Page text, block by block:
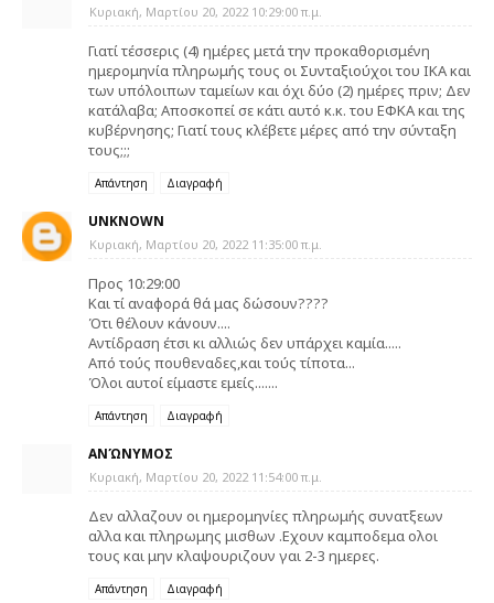
Κυριακή, Μαρτίου 20, 2022 10:29:00 π.μ.
Γιατί τέσσερις (4) ημέρες μετά την προκαθορισμένη
ημερομηνία πληρωμής τους οι Συνταξιούχοι του ΙΚΑ και
των υπόλοιπων ταμείων και όχι δύο (2) ημέρες πριν; Δεν
κατάλαβα; Αποσκοπεί σε κάτι αυτό κ.κ. του ΕΦΚΑ και της
κυβέρνησης; Γιατί τους κλέβετε μέρες από την σύνταξη
τους;;;
Απάντηση Διαγραφή
UNKNOWN
Κυριακή, Μαρτίου 20, 2022 11:35:00 π.μ.
Προς 10:29:00
Και τί αναφορά θά μας δώσουν????
Ότι θέλουν κάνουν....
Αντίδραση έτσι κι αλλιώς δεν υπάρχει καμία.....
Από τούς πουθεναδες,και τούς τίποτα...
Όλοι αυτοί είμαστε εμείς.......
Απάντηση Διαγραφή
ΑΝΏΝΥΜΟΣ
Κυριακή, Μαρτίου 20, 2022 11:54:00 π.μ.
Δεν αλλαζουν οι ημερομηνίες πληρωμής συνατξεων
αλλα και πληρωμης μισθων .Εχουν καμποδεμα ολοι
τους και μην κλαψουριζουν γαι 2-3 ημερες.
Απάντηση Διαγραφή